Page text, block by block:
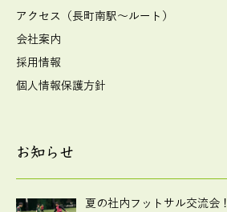
アクセス（長町南駅～ルート）
会社案内
採用情報
個人情報保護方針
お知らせ
夏の社内フットサル交流会！